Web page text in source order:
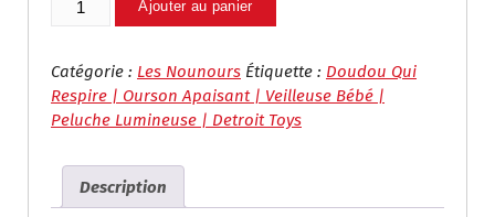
Respire
&
Rêve
Doudou
Veilleuse
Ajouter au panier
Catégorie : Les Nounours Étiquette : Doudou Qui
Respire | Ourson Apaisant | Veilleuse Bébé |
Peluche Lumineuse | Detroit Toys
Description